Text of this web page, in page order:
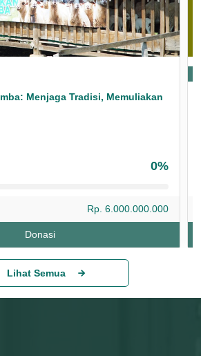
Menjaga Tradisi, Memuliakan
0%
Rp. 6.000.000.000
Donasi
Lihat Semua